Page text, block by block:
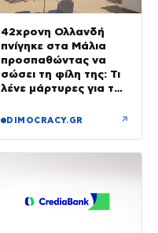
42χρονη Ολλανδή
πνίγηκε στα Μάλια
προσπαθώντας να
σώσει τη φίλη της: Τι
λένε μάρτυρες για τον
DIMOCRACY.GR ↗